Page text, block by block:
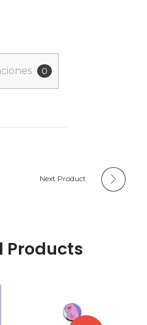
0
Next Product
Products